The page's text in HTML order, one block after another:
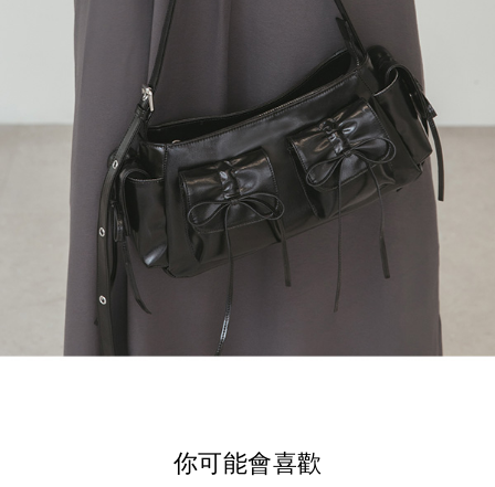
你可能會喜歡